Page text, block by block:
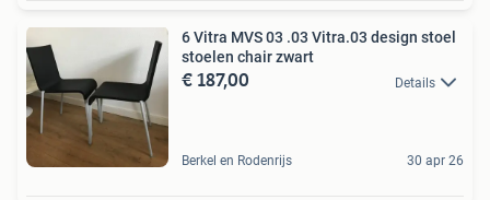
6 Vitra MVS 03 .03 Vitra.03 design stoel
stoelen chair zwart
€ 187,00 Details
Berkel en Rodenrijs 30 apr 26